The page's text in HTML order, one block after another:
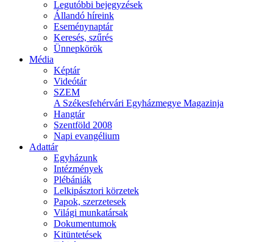
Legutóbbi bejegyzések
Állandó híreink
Eseménynaptár
Keresés, szűrés
Ünnepkörök
Média
Képtár
Videótár
SZEM
A Székesfehérvári Egyházmegye Magazinja
Hangtár
Szentföld 2008
Napi evangélium
Adattár
Egyházunk
Intézmények
Plébániák
Lelkipásztori körzetek
Papok, szerzetesek
Világi munkatársak
Dokumentumok
Kitüntetések